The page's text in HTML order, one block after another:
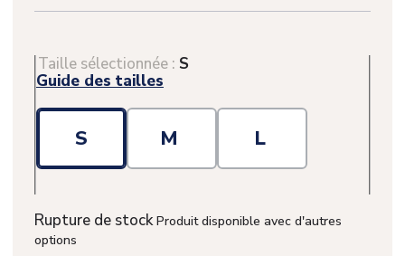
Taille sélectionnée : S
Guide des tailles
S M L
Rupture de stock Produit disponible avec d'autres
options